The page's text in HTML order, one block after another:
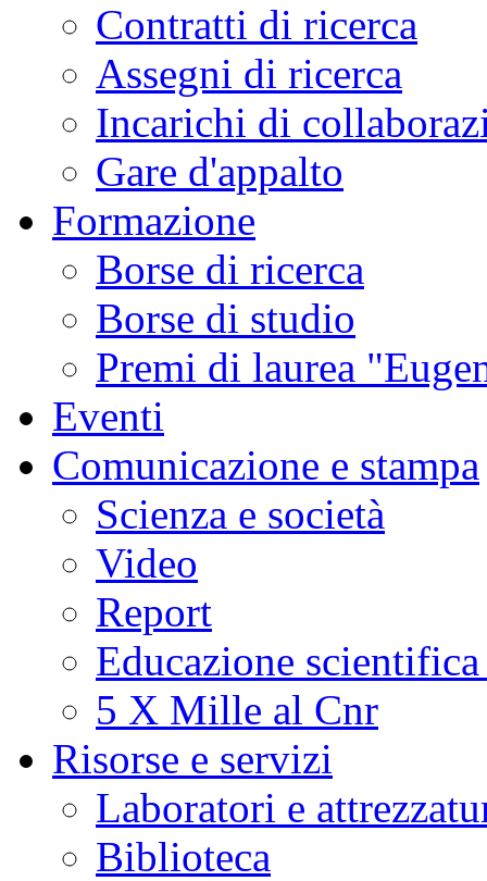
Contratti di ricerca
Assegni di ricerca
Incarichi di
Gare d'appalto
Formazione
Borse di ricerca
Borse di studio
Premi di laurea
Eventi
Comunicazione e stampa
Scienza e società
Video
Report
Educazione
5 X Mille al Cnr
Risorse e servizi
Laboratori e
Biblioteca